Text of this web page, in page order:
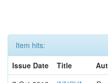
Item hits:
Issue Date
Title